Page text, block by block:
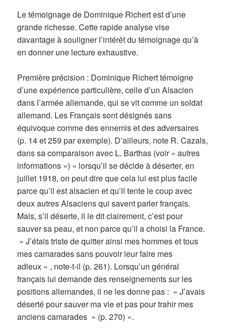
Le témoignage de Dominique Richert est d’une
grande richesse. Cette rapide analyse vise
davantage à souligner l’intérêt du témoignage qu’à
en donner une lecture exhaustive.
Première précision : Dominique Richert témoigne
d’une expérience particulière, celle d’un Alsacien
dans l’armée allemande, qui se vit comme un soldat
allemand. Les Français sont désignés sans
équivoque comme des ennemis et des adversaires
(p. 14 et 259 par exemple). D’ailleurs, note R. Cazals,
dans sa comparaison avec L. Barthas (voir « autres
informations ») « lorsqu’il se décide à déserter, en
juillet 1918, on peut dire que cela lui est plus facile
parce qu’il est alsacien et qu’il tente le coup avec
deux autres Alsaciens qui savent parler français.
Mais, s’il déserte, il le dit clairement, c’est pour
sauver sa peau, et non parce qu’il a choisi la France.
» J’étais triste de quitter ainsi mes hommes et tous
mes camarades sans pouvoir leur faire mes
adieux « , note-t-il (p. 261). Lorsqu’un général
français lui demande des renseignements sur les
positions allemandes, il ne les donne pas : » J’avais
déserté pour sauver ma vie et pas pour trahir mes
anciens camarades » (p. 270) ».